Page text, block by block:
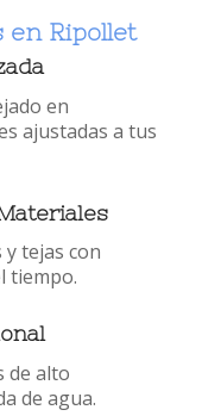
en Ripollet
en
ajustadas a tus
tejas con
tiempo.
de alto
de agua.